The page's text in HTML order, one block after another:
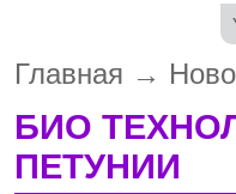
Главная →
БИО
ПЕТУНИИ